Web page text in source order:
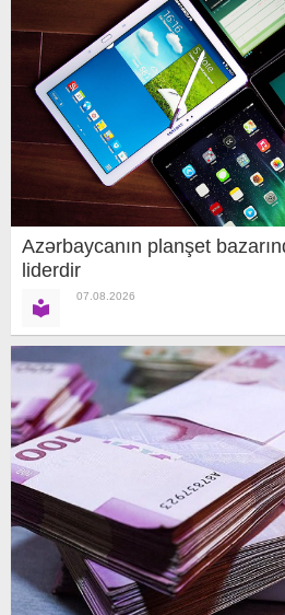
Azərbaycanın planşet
liderdir
07.08.2026